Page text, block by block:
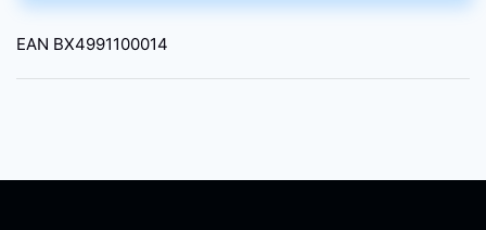
EAN BX4991100014